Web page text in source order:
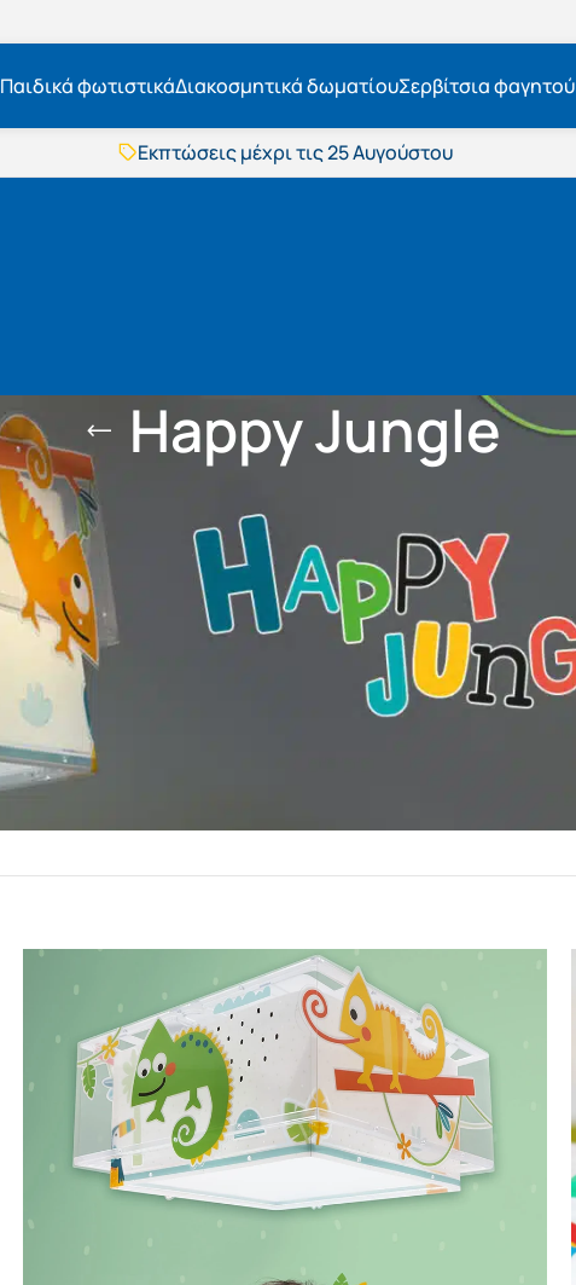
Παιδικά φωτιστικάΔιακοσμητικά δωματίουΣερβίτσια φαγητού
Εκπτώσεις μέχρι τις 25 Αυγούστου
Δωρεάν μεταφορικά
BOXNOW αποστολή
Happy Jungle
Παιδικά φωτιστικά με θέμα ζωάκια της ζούγκλας.
προσθέτουν μαγεία σε κάθε δωμάτιο!